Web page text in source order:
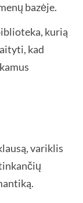
bazėje.
kurią
kad
variklis